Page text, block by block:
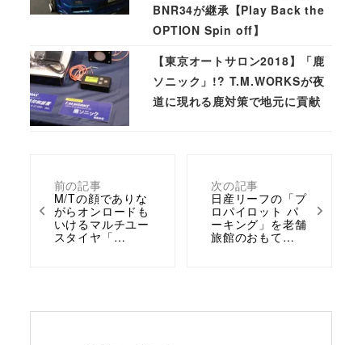
前の記事
M/Tの顔でありな
がらオンロードも
いけるマルチユー
スタイヤ「…
次の記事
日産リーフの「プ
ロパイロット パ
ーキング」を老舗
旅館のおもて…
BNR34が継承【Play Back the
OPTION Spin off】
【東京オートサロン2018】「鹿
ソニック」!? T.M.WORKSが夜
道に現れる鹿対策で地元に貢献